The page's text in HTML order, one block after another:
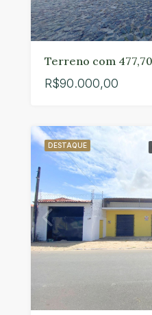
R$90.000,00
DESTAQUE